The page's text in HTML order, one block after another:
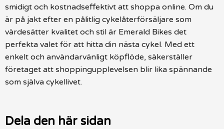
smidigt och kostnadseffektivt att shoppa online. Om du
är på jakt efter en pålitlig cykelåterförsäljare som
värdesätter kvalitet och stil är Emerald Bikes det
perfekta valet för att hitta din nästa cykel. Med ett
enkelt och användarvänligt köpflöde, säkerställer
företaget att shoppingupplevelsen blir lika spännande
som själva cykellivet.
Dela den här sidan